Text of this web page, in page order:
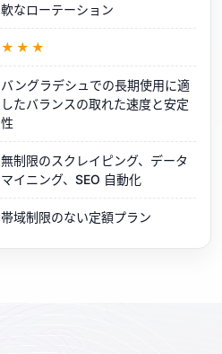
軟なローテーション
★★★
バングラデシュでの長期使用に適
したバランスの取れた速度と安定
性
無制限のスクレイピング、データ
マイニング、SEO 自動化
帯域制限のない定額プラン